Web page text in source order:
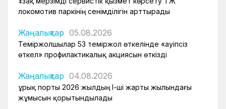
локомотив паркінің сенімділігін арттырады
Жаңалықтар 05.08.2026
Теміржолшылар 53 теміржол өткелінде «Қауіпсіз
өткел» профилактикалық акциясын өткізді
Жаңалықтар 04.08.2026
Құрық порты 2026 жылдың І-ші жарты жылындағы
жұмысын қорытындылады